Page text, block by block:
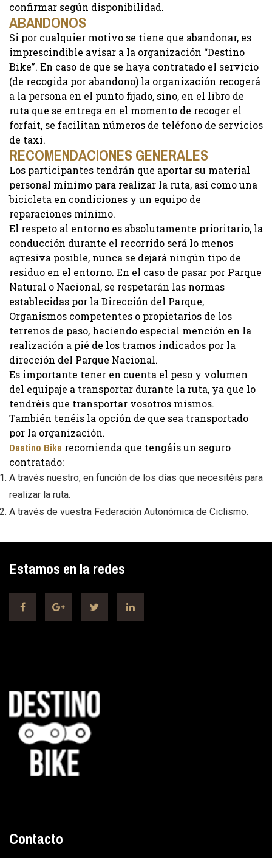
confirmar según disponibilidad.
ABANDONOS
Si por cualquier motivo se tiene que abandonar, es
imprescindible avisar a la organización “Destino
Bike”. En caso de que se haya contratado el servicio
(de recogida por abandono) la organización recogerá
a la persona en el punto fijado, sino, en el libro de
ruta que se entrega en el momento de recoger el
forfait, se facilitan números de teléfono de servicios
de taxi.
RECOMENDACIONES GENERALES
Los participantes tendrán que aportar su material
personal mínimo para realizar la ruta, así como una
bicicleta en condiciones y un equipo de
reparaciones mínimo.
El respeto al entorno es absolutamente prioritario, la
conducción durante el recorrido será lo menos
agresiva posible, nunca se dejará ningún tipo de
residuo en el entorno. En el caso de pasar por Parque
Natural o Nacional, se respetarán las normas
establecidas por la Dirección del Parque,
Organismos competentes o propietarios de los
terrenos de paso, haciendo especial mención en la
realización a pié de los tramos indicados por la
dirección del Parque Nacional.
Es importante tener en cuenta el peso y volumen
del equipaje a transportar durante la ruta, ya que lo
tendréis que transportar vosotros mismos.
También tenéis la opción de que sea transportado
por la organización.
Destino Bike recomienda que tengáis un seguro
contratado:
A través nuestro, en función de los días que necesitéis para
realizar la ruta.
A través de vuestra Federación Autonómica de Ciclismo.
Estamos en la redes
Contacto